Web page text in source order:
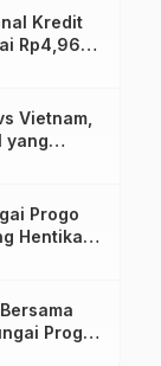
Kredit
Rp4,96
Vietnam,
yang
Progo
Hentikan
Progo